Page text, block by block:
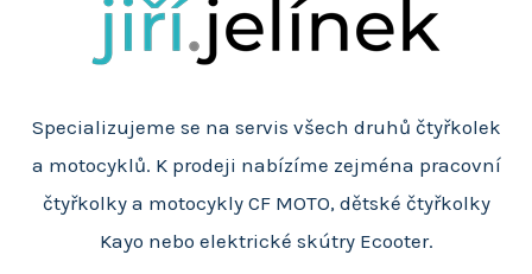
Specializujeme se na servis všech druhů čtyřkolek
a motocyklů. K prodeji nabízíme zejména pracovní
čtyřkolky a motocykly CF MOTO, dětské čtyřkolky
Kayo nebo elektrické skútry Ecooter.